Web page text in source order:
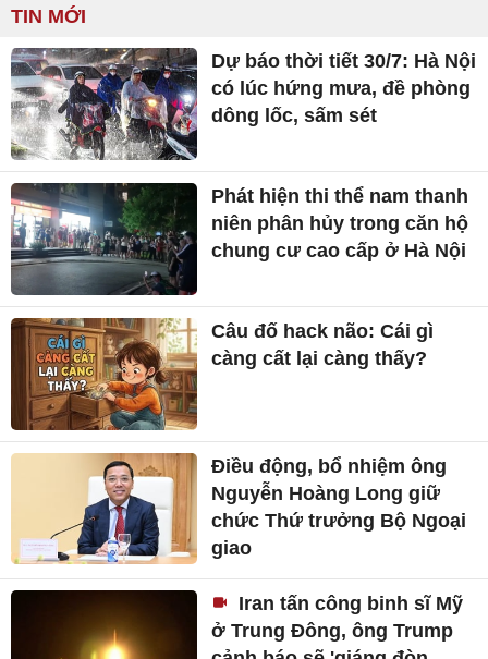
TIN MỚI
Dự báo thời tiết 30/7: Hà Nội
có lúc hứng mưa, đề phòng
dông lốc, sấm sét
Phát hiện thi thể nam thanh
niên phân hủy trong căn hộ
chung cư cao cấp ở Hà Nội
Câu đố hack não: Cái gì
càng cất lại càng thấy?
Điều động, bổ nhiệm ông
Nguyễn Hoàng Long giữ
chức Thứ trưởng Bộ Ngoại
giao
Iran tấn công binh sĩ Mỹ
ở Trung Đông, ông Trump